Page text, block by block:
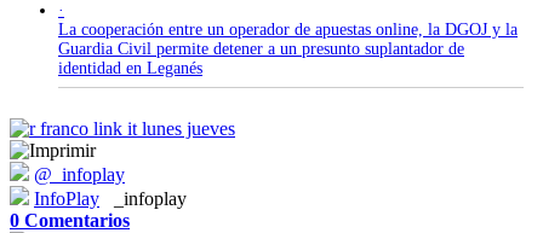
·
La cooperación entre un operador de apuestas online, la DGOJ y la
Guardia Civil permite detener a un presunto suplantador de
identidad en Leganés
@_infoplay
InfoPlay _infoplay
0 Comentarios